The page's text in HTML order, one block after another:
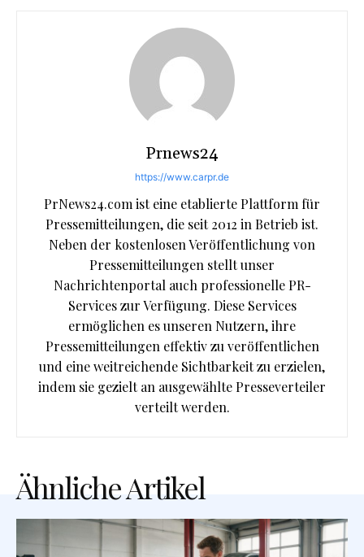
Prnews24
https://www.carpr.de
PrNews24.com ist eine etablierte Plattform für
Pressemitteilungen, die seit 2012 in Betrieb ist.
Neben der kostenlosen Veröffentlichung von
Pressemitteilungen stellt unser
Nachrichtenportal auch professionelle PR-
Services zur Verfügung. Diese Services
ermöglichen es unseren Nutzern, ihre
Pressemitteilungen effektiv zu veröffentlichen
und eine weitreichende Sichtbarkeit zu erzielen,
indem sie gezielt an ausgewählte Presseverteiler
verteilt werden.
Ähnliche Artikel